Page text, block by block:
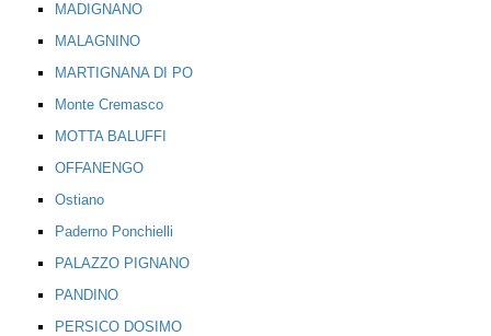
MADIGNANO
MALAGNINO
MARTIGNANA DI PO
Monte Cremasco
MOTTA BALUFFI
OFFANENGO
Ostiano
Paderno Ponchielli
PALAZZO PIGNANO
PANDINO
PERSICO DOSIMO